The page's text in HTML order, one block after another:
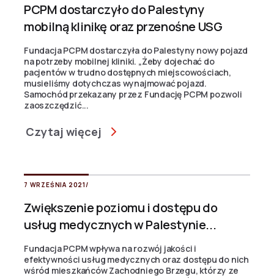
PCPM dostarczyło do Palestyny
mobilną klinikę oraz przenośne USG
Fundacja PCPM dostarczyła do Palestyny nowy pojazd
na potrzeby mobilnej kliniki. „Żeby dojechać do
pacjentów w trudno dostępnych miejscowościach,
musieliśmy dotychczas wynajmować pojazd.
Samochód przekazany przez Fundację PCPM pozwoli
zaoszczędzić...
Czytaj więcej
7 WRZEŚNIA 2021 /
Zwiększenie poziomu i dostępu do
usług medycznych w Palestynie...
Fundacja PCPM wpływa na rozwój jakości i
efektywności usług medycznych oraz dostępu do nich
wśród mieszkańców Zachodniego Brzegu, którzy ze